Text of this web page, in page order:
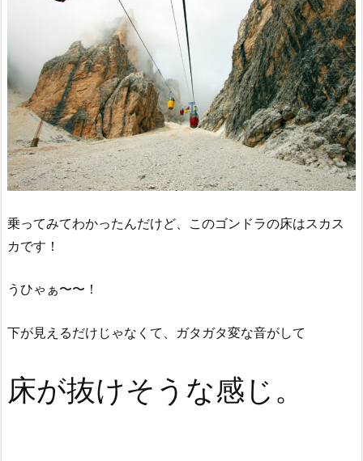
乗ってみてわかったんだけど、このゴンドラの床はスカス
カです！
うひゃぁ〜〜！
下が見えるだけじゃなくて、ガタガタ変な音がして
床が抜けそうな感じ。